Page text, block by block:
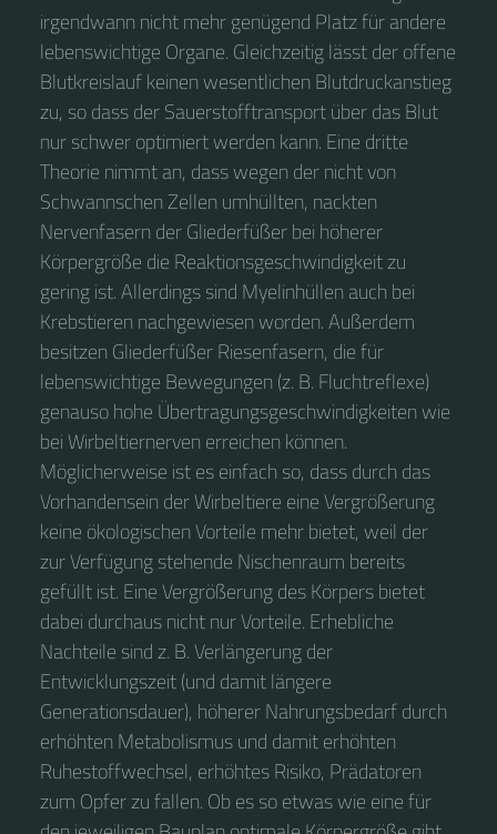
irgendwann nicht mehr genügend Platz für andere
lebenswichtige Organe. Gleichzeitig lässt der offene
Blutkreislauf keinen wesentlichen Blutdruckanstieg
zu, so dass der Sauerstofftransport über das Blut
nur schwer optimiert werden kann. Eine dritte
Theorie nimmt an, dass wegen der nicht von
Schwannschen Zellen umhüllten, nackten
Nervenfasern der Gliederfüßer bei höherer
Körpergröße die Reaktionsgeschwindigkeit zu
gering ist. Allerdings sind Myelinhüllen auch bei
Krebstieren nachgewiesen worden. Außerdem
besitzen Gliederfüßer Riesenfasern, die für
lebenswichtige Bewegungen (z. B. Fluchtreflexe)
genauso hohe Übertragungsgeschwindigkeiten wie
bei Wirbeltiernerven erreichen können.
Möglicherweise ist es einfach so, dass durch das
Vorhandensein der Wirbeltiere eine Vergrößerung
keine ökologischen Vorteile mehr bietet, weil der
zur Verfügung stehende Nischenraum bereits
gefüllt ist. Eine Vergrößerung des Körpers bietet
dabei durchaus nicht nur Vorteile. Erhebliche
Nachteile sind z. B. Verlängerung der
Entwicklungszeit (und damit längere
Generationsdauer), höherer Nahrungsbedarf durch
erhöhten Metabolismus und damit erhöhten
Ruhestoffwechsel, erhöhtes Risiko, Prädatoren
zum Opfer zu fallen. Ob es so etwas wie eine für